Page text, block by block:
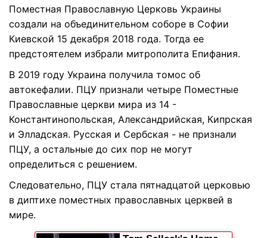
Поместная Православную Церковь Украины
создали на объединительном соборе в Софии
Киевской 15 декабря 2018 года. Тогда ее
предстоятелем избрали митрополита Епифания.
В 2019 году Украина получила томос об
автокефалии. ПЦУ признали четыре Поместные
Православные церкви мира из 14 -
Константинопольская, Александрийская, Кипрская
и Элладская. Русская и Сербская - не признали
ПЦУ, а остальные до сих пор не могут
определиться с решением.
Следовательно, ПЦУ стала пятнадцатой церковью
в диптихе поместных православных церквей в
мире.